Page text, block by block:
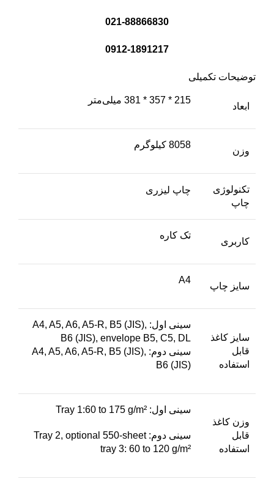
021-88866830
0912-1891217
توضیحات تکمیلی
ابعاد
215 * 357 * 381 میلی‌متر
وزن
8058 کیلوگرم
تکنولوژی
چاپ
چاپ لیزری
کاربری
تک کاره
سایز چاپ
A4
سایز کاغذ
قابل
استفاده
سینی اول: A4, A5, A6, A5-R, B5 (JIS),
B6 (JIS), envelope B5, C5, DL
سینی دوم: A4, A5, A6, A5-R, B5 (JIS),
B6 (JIS)
وزن کاغذ
قابل
استفاده
سینی اول: Tray 1:60 to 175 g/m²
سینی دوم: Tray 2, optional 550-sheet
tray 3: 60 to 120 g/m²